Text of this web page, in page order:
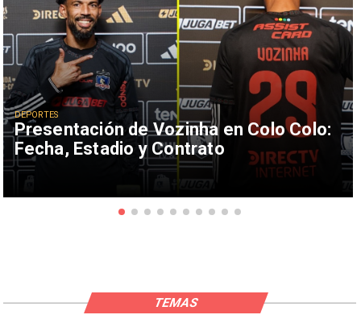
Presentación de Vozinha en Colo Colo:
Fecha, Estadio y Contrato
DEPORTES
TEMAS